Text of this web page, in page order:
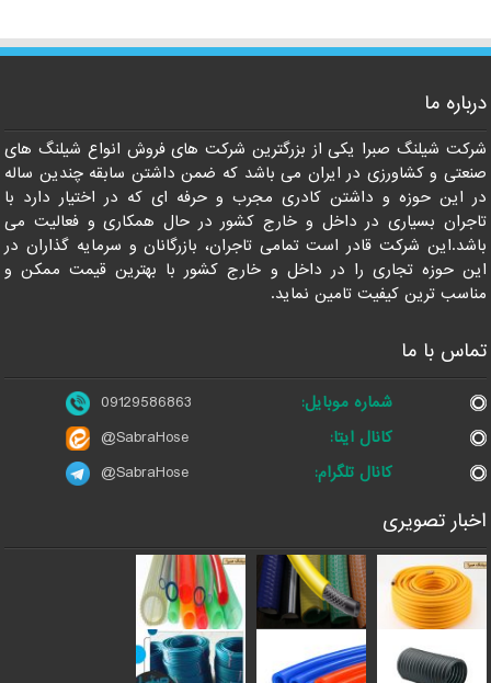
درباره ما
شرکت شیلنگ صبرا یکی از بزرگترین شرکت های فروش انواع شیلنگ های
صنعتی و کشاورزی در ایران می باشد که ضمن داشتن سابقه چندین ساله
در این حوزه و داشتن کادری مجرب و حرفه ای که در اختیار دارد با
تاجران بسیاری در داخل و خارج کشور در حال همکاری و فعالیت می
باشد.این شرکت قادر است تمامی تاجران، بازرگانان و سرمایه گذاران در
این حوزه تجاری را در داخل و خارج کشور با بهترین قیمت ممکن و
مناسب ترین کیفیت تامین نماید.
تماس با ما
شماره موبایل:
09129586863
کانال ایتا:
@SabraHose
کانال تلگرام:
@SabraHose
اخبار تصویری
09129586863